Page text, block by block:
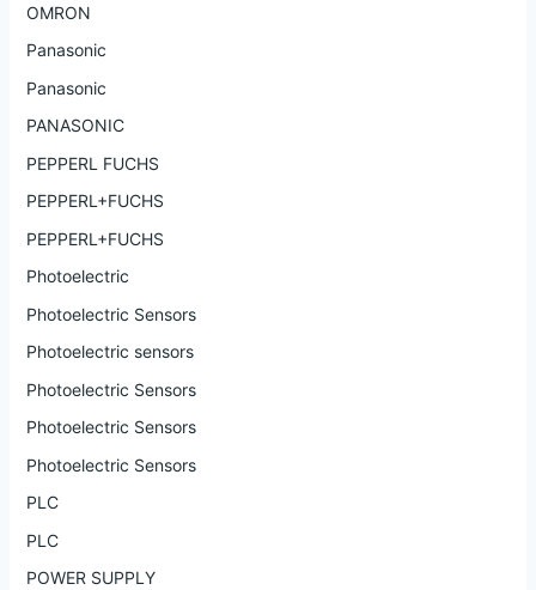
OMRON
Panasonic
Panasonic
PANASONIC
PEPPERL FUCHS
PEPPERL+FUCHS
PEPPERL+FUCHS
Photoelectric
Photoelectric Sensors
Photoelectric sensors
Photoelectric Sensors
Photoelectric Sensors
Photoelectric Sensors
PLC
PLC
POWER SUPPLY